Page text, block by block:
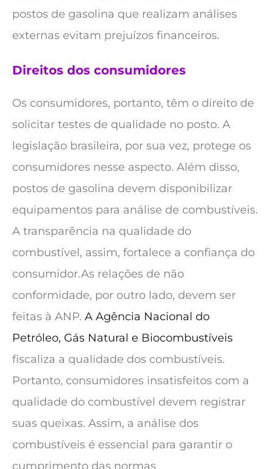
postos de gasolina que realizam análises
externas evitam prejuízos financeiros.
Direitos dos consumidores
Os consumidores, portanto, têm o direito de
solicitar testes de qualidade no posto. A
legislação brasileira, por sua vez, protege os
consumidores nesse aspecto. Além disso,
postos de gasolina devem disponibilizar
equipamentos para análise de combustíveis.
A transparência na qualidade do
combustível, assim, fortalece a confiança do
consumidor.As relações de não
conformidade, por outro lado, devem ser
feitas à ANP. A Agência Nacional do
Petróleo, Gás Natural e Biocombustíveis
fiscaliza a qualidade dos combustíveis.
Portanto, consumidores insatisfeitos com a
qualidade do combustível devem registrar
suas queixas. Assim, a análise dos
combustíveis é essencial para garantir o
cumprimento das normas